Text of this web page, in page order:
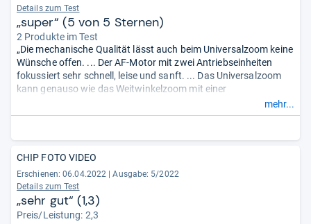
Details zum Test
„super“ (5 von 5 Sternen)
2 Produkte im Test
„Die mechanische Qualität lässt auch beim Universalzoom keine
Wünsche offen. ... Der AF-Motor mit zwei Antriebseinheiten
fokussiert sehr schnell, leise und sanft. ... Das Universalzoom
kann genauso wie das Weitwinkelzoom mit einer
überzeugen. ... Die feinen Details und Strukturen sind in den
mehr...
CHIP FOTO VIDEO
Erschienen: 06.04.2022 | Ausgabe: 5/2022
Details zum Test
„sehr gut“ (1,3)
Preis/Leistung: 2,3